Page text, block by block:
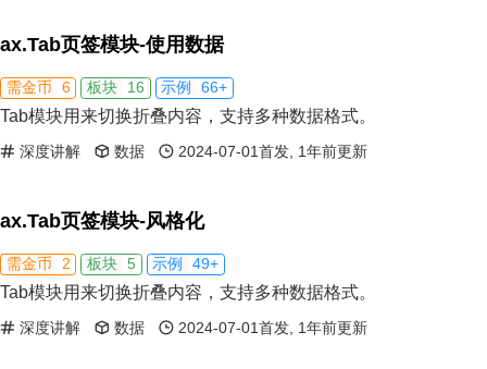
ax.Tab页签模块-使用数据
需金币 6 板块 16 示例 66+
Tab模块用来切换折叠内容，支持多种数据格式。
深度讲解 数据 2024-07-01首发, 1年前更新
ax.Tab页签模块-风格化
需金币 2 板块 5 示例 49+
Tab模块用来切换折叠内容，支持多种数据格式。
深度讲解 数据 2024-07-01首发, 1年前更新